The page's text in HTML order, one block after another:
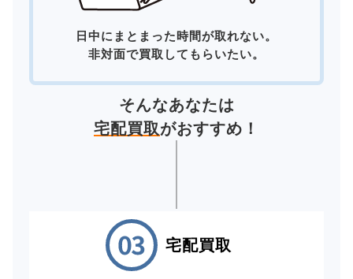
日中にまとまった時間が取れない。
非対面で買取してもらいたい。
そんなあなたは
宅配買取がおすすめ！
宅配買取